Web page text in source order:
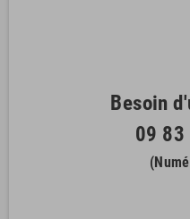
Besoin
09 83